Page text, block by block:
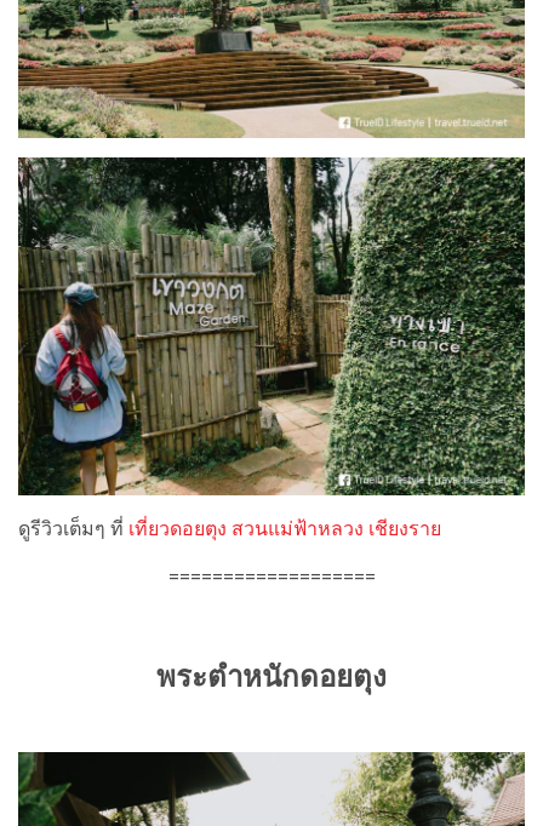
ดูรีวิวเต็มๆ ที่ เที่ยวดอยตุง สวนแม่ฟ้าหลวง เชียงราย
===================
พระตำหนักดอยตุง